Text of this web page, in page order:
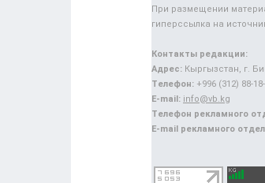
При размещении
гиперссылка на
Контакты редакции:
Адрес: Кыргызстан, г.
Телефон: +996 (312) 88-
E-mail: info@vb.kg
Телефон рекламного
E-mail рекламного